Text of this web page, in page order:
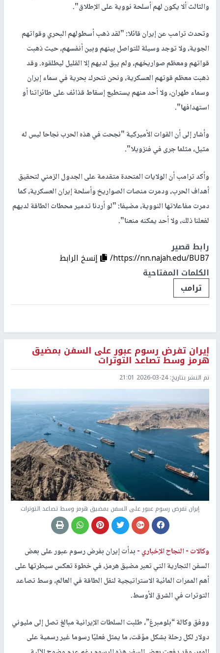
والثالث ألا يكون لهم أسلحة نووية على الإطلاق".
وتحدث ترامب عن إيران قائلا: "لقد ذهب أسطولهم البحري وقواتهم
الجوية، ولا توجد وسيلة للتواصل بينهم وبين أنفسهم، حيث ذهبت
قواتهم ومعظم صواريخهم، ولم يبق لديهم إلا القليل ليطلقوه. وقد
ذهبت معظم قوتهم العسكرية، ونحن نتحرك بحرية في سماء إيران
وسماء طهران، ولا أحد منهم يستطيع إسقاط قذائف على طائراتنا أو
استهدافها".
وأشار إلى أن القوات الأميركية "نجحت في هذه الحرب نجاحا ليس له
مثيل، مثلما جرى في فنزويلا".
وأكد ترامب أن الولايات المتحدة متقدمة على الجدول الزمني لتحقيق
أهداف الحرب، ودمرت منصات الصواريخ وأسلحة إيران العسكرية، كما
دمرت مفاعلاتها النووية، مضيفا: "لو أردنا تدمير محطات الطاقة لديهم
لفعلنا ذلك، ولا أحد يمكنه منعنا".
رابط قصير
https://nn.najah.edu/BUB7/
إنسخ الرابط
الكلمات المفتاحية
ترامب
إيران تفرض رسوم عبور على السفن بمضيق
هرمز وسط تصاعد التوترات
تم النشر بتاريخ:2026-03-24 21:01
إيران تفرض رسوم عبور على السفن بمضيق هرمز وسط تصاعد التوترات
وكالات -النجاح الإخباري -بدأت إيران بفرض رسوم عبور على بعض
السفن التجارية التي تعبر مضيق هرمز، في خطوة تعكس سيطرتها على
أهم الممرات المائية الاستراتيجية لنقل الطاقة في العالم، وسط تصاعد
التوترات في الشرق الأوسط.
ووفق وكالة “بلومبرغ”، طلبت السلطات الإيرانية مبالغ تصل إلى مليوني
دولار لكل رحلة بشكل مؤقت، ما يمثل فعليًا رسوما غير رسمية على